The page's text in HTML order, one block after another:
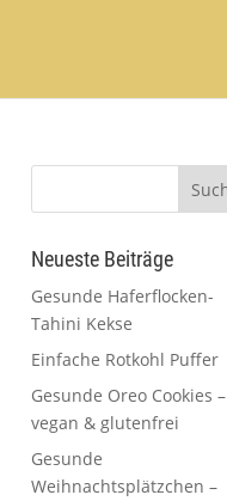
Neueste Beiträge
Gesunde Haferflocken-
Tahini Kekse
Einfache Rotkohl Puffer
Gesunde Oreo Cookies –
vegan & glutenfrei
Gesunde
Weihnachtsplätzchen –